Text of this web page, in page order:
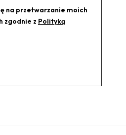
na przetwarzanie moich
zgodnie z Polityką